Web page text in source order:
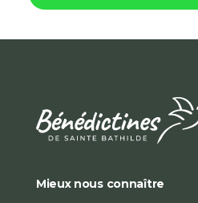
Mieux nous connaître